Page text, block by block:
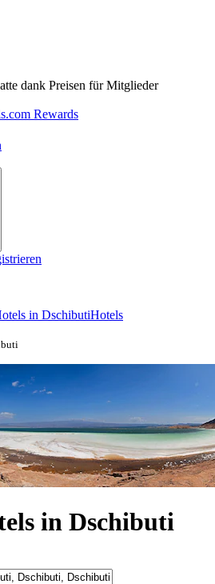
dank Preisen für Mitglieder
Rewards
in DschibutiHotels
in Dschibuti